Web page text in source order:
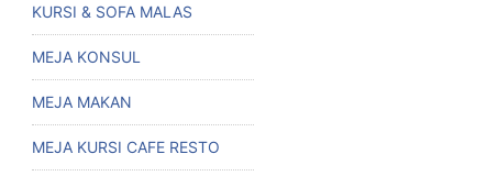
KURSI & SOFA MALAS
MEJA KONSUL
MEJA MAKAN
MEJA KURSI CAFE RESTO